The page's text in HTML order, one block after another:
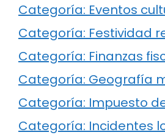
Categoría: Eventos
Categoría: Festividad
Categoría: Finanzas
Categoría: Geografía
Categoría: Impuesto
Categoría: Incidentes